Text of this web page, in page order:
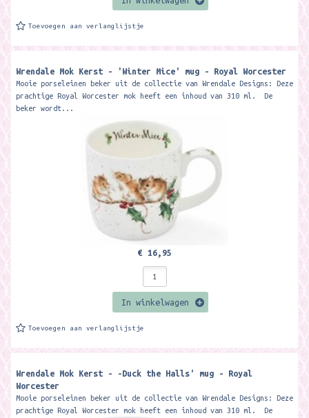
Toevoegen aan verlanglijstje
Wrendale Mok Kerst - 'Winter Mice' mug - Royal Worcester
Mooie porseleinen beker uit de collectie van Wrendale Designs: Deze
prachtige Royal Worcester mok heeft een inhoud van 310 ml. De
beker wordt...
€ 16,95
In winkelwagen
Toevoegen aan verlanglijstje
Wrendale Mok Kerst - -Duck the Halls' mug - Royal
Worcester
Mooie porseleinen beker uit de collectie van Wrendale Designs: Deze
prachtige Royal Worcester mok heeft een inhoud van 310 ml. De